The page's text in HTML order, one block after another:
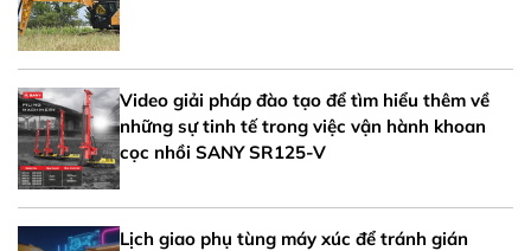
Video giải pháp đào tạo để tìm hiểu thêm về
những sự tinh tế trong việc vận hành khoan
cọc nhồi SANY SR125-V
Lịch giao phụ tùng máy xúc để tránh gián